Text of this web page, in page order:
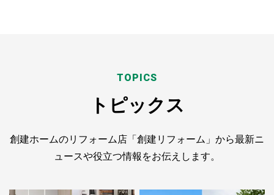
TOPICS
トピックス
創建ホームのリフォーム店「創建リフォーム」から最新ニ
ュースや役立つ情報をお伝えします。